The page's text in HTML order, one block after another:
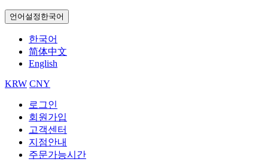
언어설정 한국어
한국어
简体中文
English
KRW CNY
로그인
회원가입
고객센터
지점안내
주문가능시간